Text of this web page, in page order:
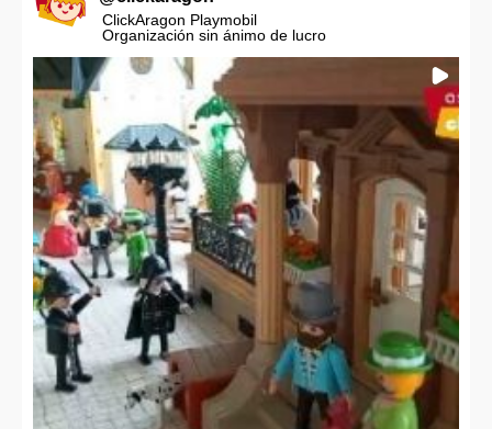
ClickAragon Playmobil
Organización sin ánimo de lucro